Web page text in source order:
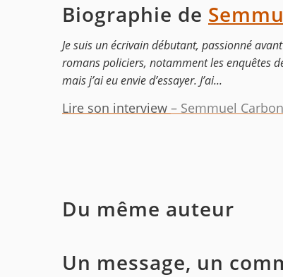
Biographie de
Je suis un écrivain débutant, passionné
romans policiers, notamment les enquêtes
mais j’ai eu envie d’essayer. J’ai...
Lire son interview – Semmuel
Du même auteur
Un message, un